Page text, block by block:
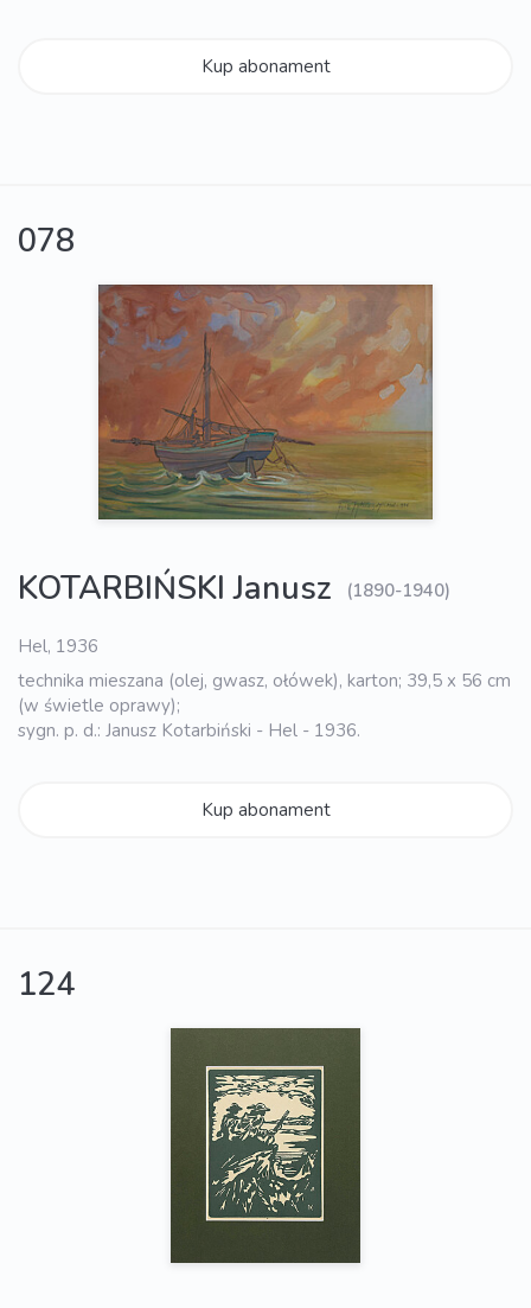
Kup abonament
078
KOTARBIŃSKI Janusz (1890-1940)
Hel, 1936
technika mieszana (olej, gwasz, ołówek), karton; 39,5 x 56 cm
(w świetle oprawy);
sygn. p. d.: Janusz Kotarbiński - Hel - 1936.
Kup abonament
124